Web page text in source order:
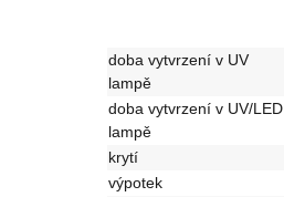
doba vytvrzení v UV
lampě
doba vytvrzení v UV/LED
lampě
krytí
výpotek